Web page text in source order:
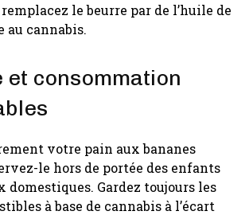
le beurre par de l’huile de
au cannabis.
et consommation
votre pain aux bananes
le hors de portée des enfants
domestiques. Gardez toujours les
à base de cannabis à l’écart